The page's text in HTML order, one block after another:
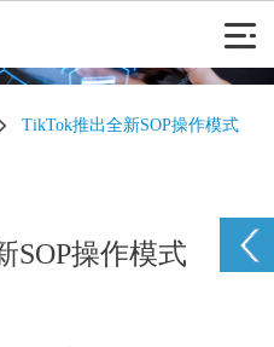
TikTok推出全新SOP操作模式
SOP操作模式